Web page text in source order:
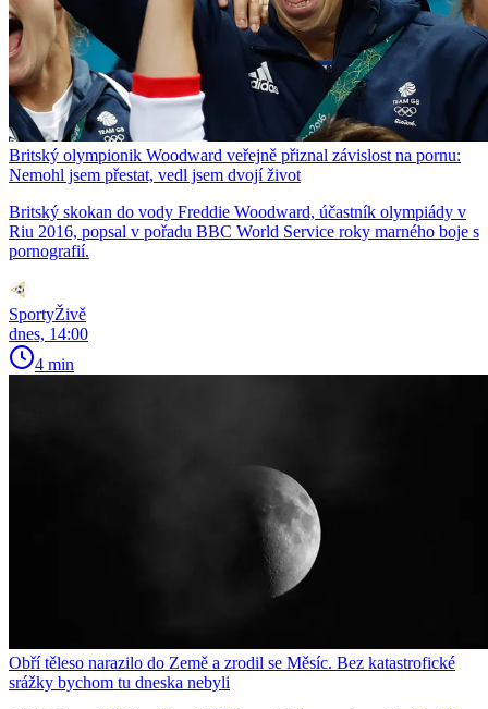
Britský olympionik Woodward veřejně přiznal závislost na pornu:
Nemohl jsem přestat, vedl jsem dvojí život
Britský skokan do vody Freddie Woodward, účastník olympiády v
Riu 2016, popsal v pořadu BBC World Service roky marného boje s
pornografií.
SportyŽivě
dnes, 14:00
4 min
Obří těleso narazilo do Země a zrodil se Měsíc. Bez katastrofické
srážky bychom tu dneska nebyli